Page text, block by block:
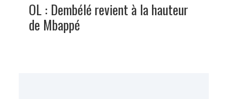
OL : Dembélé revient à la hauteur
de Mbappé